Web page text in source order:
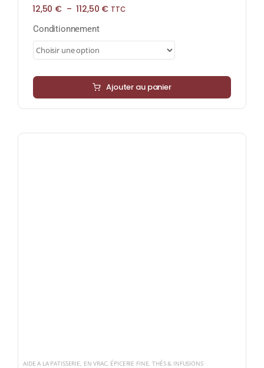
12,50 € – 112,50 €Plage
TTC
Conditionnement
Ajouter au panier
AIDE A LA PATISSERIE EN VRAC, ÉPICERIE FINE ,THÉS & INFUSIONS